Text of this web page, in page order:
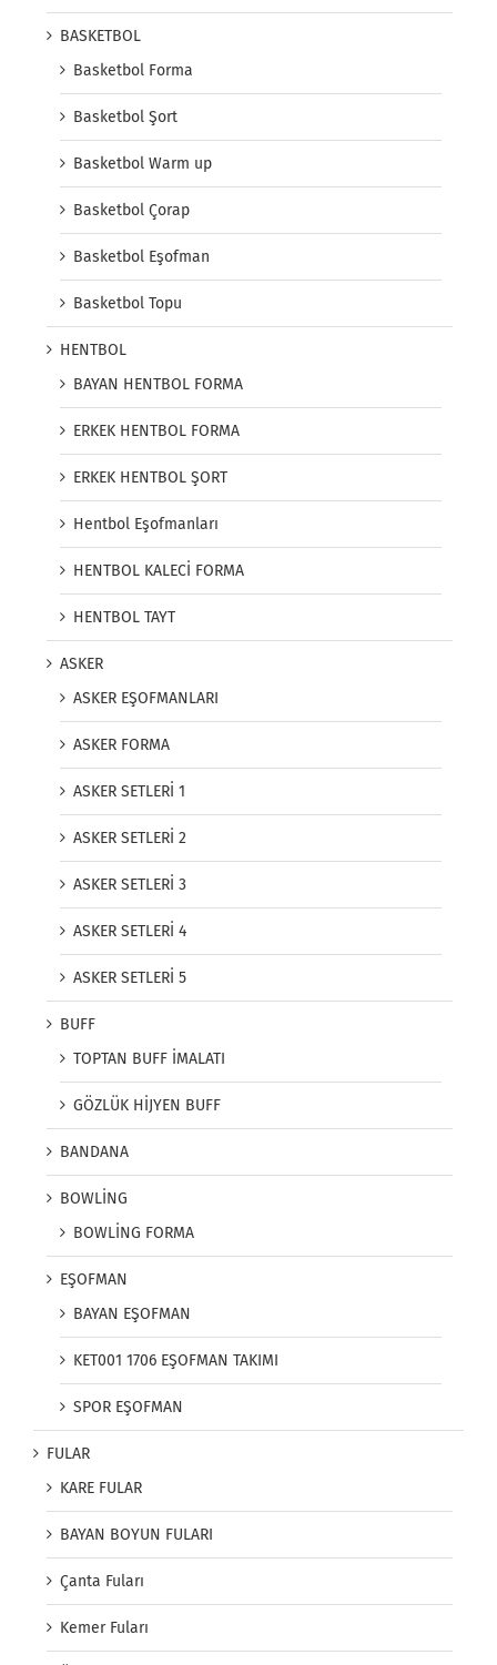
BASKETBOL
Basketbol Forma
Basketbol Şort
Basketbol Warm up
Basketbol Çorap
Basketbol Eşofman
Basketbol Topu
HENTBOL
BAYAN HENTBOL FORMA
ERKEK HENTBOL FORMA
ERKEK HENTBOL ŞORT
Hentbol Eşofmanları
HENTBOL KALECİ FORMA
HENTBOL TAYT
ASKER
ASKER EŞOFMANLARI
ASKER FORMA
ASKER SETLERİ 1
ASKER SETLERİ 2
ASKER SETLERİ 3
ASKER SETLERİ 4
ASKER SETLERİ 5
BUFF
TOPTAN BUFF İMALATI
GÖZLÜK HİJYEN BUFF
BANDANA
BOWLİNG
BOWLİNG FORMA
EŞOFMAN
BAYAN EŞOFMAN
KET001 1706 EŞOFMAN TAKIMI
SPOR EŞOFMAN
FULAR
KARE FULAR
BAYAN BOYUN FULARI
Çanta Fuları
Kemer Fuları